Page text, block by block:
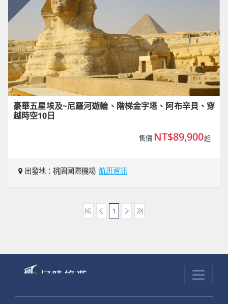
豪華五星埃及~尼羅河遊輪、階梯金字塔、阿布辛貝、穿
越時空10日
售價 NT$89,900起
出發地：桃園國際機場 航班資訊
1